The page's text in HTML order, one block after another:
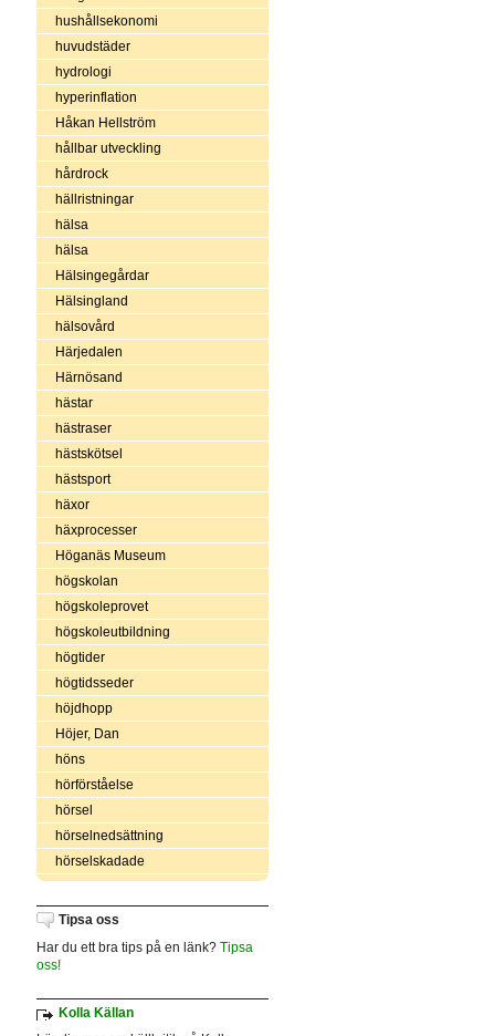
hushållsekonomi
huvudstäder
hydrologi
hyperinflation
Håkan Hellström
hållbar utveckling
hårdrock
hällristningar
hälsa
hälsa
Hälsingegårdar
Hälsingland
hälsovård
Härjedalen
Härnösand
hästar
hästraser
hästskötsel
hästsport
häxor
häxprocesser
Höganäs Museum
högskolan
högskoleprovet
högskoleutbildning
högtider
högtidsseder
höjdhopp
Höjer, Dan
höns
hörförståelse
hörsel
hörselnedsättning
hörselskadade
Tipsa oss
Har du ett bra tips på en länk? Tipsa
oss!
Kolla Källan